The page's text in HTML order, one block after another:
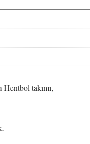
takımı,